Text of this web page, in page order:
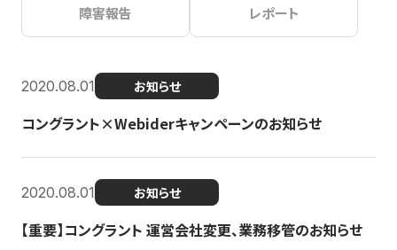
障害報告 レポート
2020.08.01 お知らせ
コングラント×Webiderキャンペーンのお知らせ
2020.08.01 お知らせ
【重要】コングラント 運営会社変更、業務移管のお知らせ